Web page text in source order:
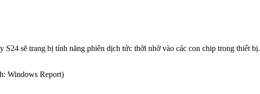
S24 sẽ trang bị tính năng phiên dịch tức thời nhờ vào các con chip trong thiết bị.
Windows Report)